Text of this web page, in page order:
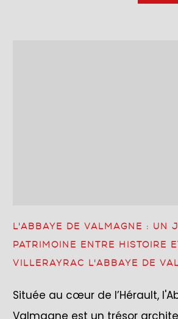
L'ABBAYE DE VALMAGNE : UN
PATRIMOINE ENTRE HISTOIRE
VILLERAYRAC L'ABBAYE DE
Située au cœur de l’Hérault,